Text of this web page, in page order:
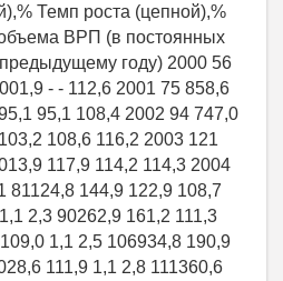
Темп роста (цепной),%
ВРП (в постоянных
году) 2000 56
- - 112,6 2001 75 858,6
95,1 108,4 2002 94 747,0
108,6 116,2 2003 121
117,9 114,2 114,3 2004
81124,8 144,9 122,9 108,7
2,3 90262,9 161,2 111,3
1,1 2,5 106934,8 190,9
111,9 1,1 2,8 111360,6